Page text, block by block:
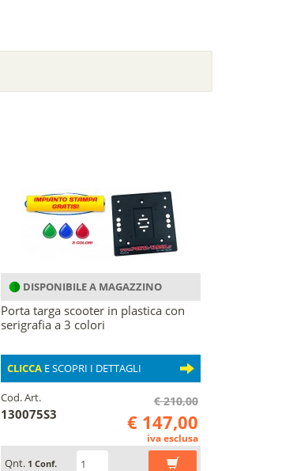
DISPONIBILE A MAGAZZINO
Porta targa scooter in plastica con
serigrafia a 3 colori
CLICCA E SCOPRI I DETTAGLI
Cod. Art.
130075S3
€ 210,00
€ 147,00
iva esclusa
Qnt. 1 Conf.